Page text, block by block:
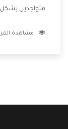
متواجدين
الشركة بها
مشاهدة